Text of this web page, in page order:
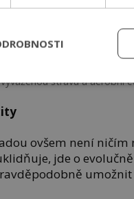
udržovat pevný režim
stravu a aerobní
ovšem není ničím
jde o